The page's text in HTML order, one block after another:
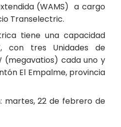
(WAMS) a cargo
Transelectric.
tiene una capacidad
con tres Unidades de
(megavatios) cada uno y
El Empalme, provincia
martes, 22 de febrero de